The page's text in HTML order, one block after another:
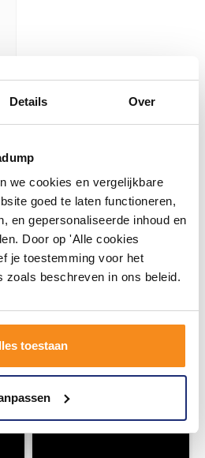
Details Over
we cookies en vergelijkbare
goed te laten functioneren,
en gepersonaliseerde inhoud en
Door op 'Alle cookies
je toestemming voor het
zoals beschreven in ons beleid.
toestaan
van delen. Deel jouw
met #mijndroombadkamer
Samen bouwen we een
Doe je mee?